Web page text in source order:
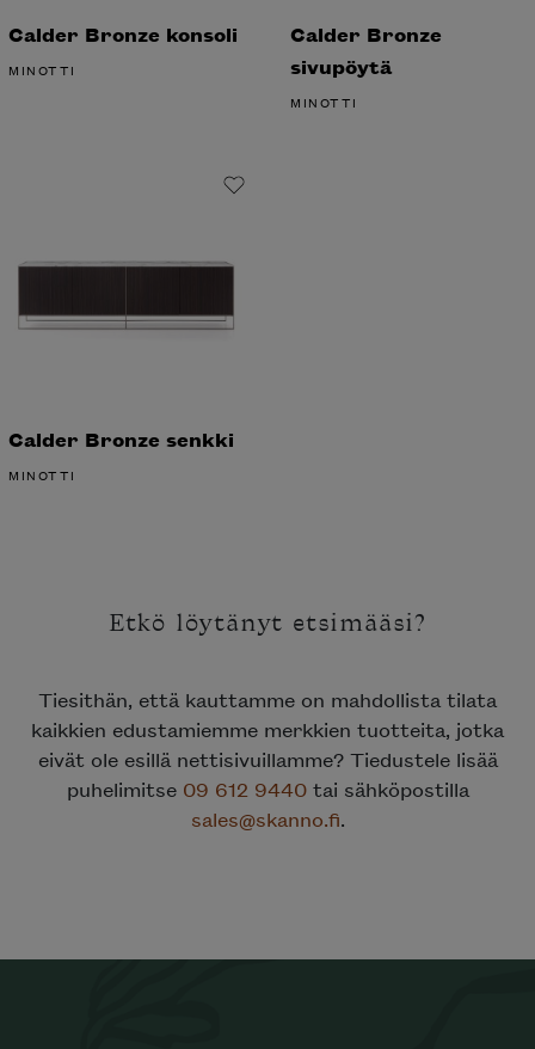
Calder Bronze
Calder Bronze
sivupöytä
Etkö löytänyt etsimääsi?
kaikkien edustamiemme merkkien tuotteita, jotka
eivät ole esillä nettisivuillamme? Tiedustele lisää
puhelimitse 09 612 9440tai sähköpostilla
sales@skanno.fi.